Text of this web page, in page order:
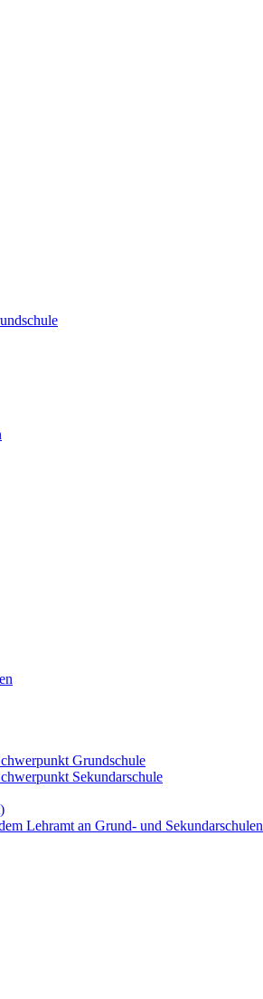
Grundschule
Sekundarschule
Lehramt an Grund- und Sekundarschulen